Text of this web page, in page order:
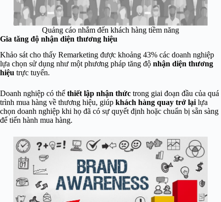
Quảng cáo nhắm đến khách hàng tiềm năng
Gia tăng độ nhận diện thương hiệu
Khảo sát cho thấy Remarketing được khoảng 43% các doanh nghiệp
lựa chọn sử dụng như một phương pháp tăng độ nhận diện thương
hiệu trực tuyến.
Doanh nghiệp có thể thiết lập nhận thức trong giai đoạn đầu của quá
trình mua hàng về thương hiệu, giúp khách hàng quay trở lại lựa
chọn doanh nghiệp khi họ đã có sự quyết định hoặc chuẩn bị sẵn sàng
để tiến hành mua hàng.